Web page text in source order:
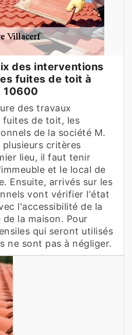
des interventions
fuites de toit à
10600
des travaux
fuites de toit, les
de la société M.
plusieurs critères
lieu, il faut tenir
et le local de
Ensuite, arrivés sur les
vont vérifier l'état
l'accessibilité de la
la maison. Pour
qui seront utilisés
ne sont pas à négliger.